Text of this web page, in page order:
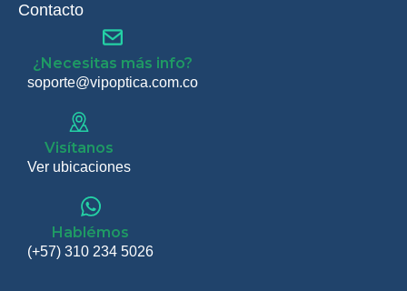
Contacto
¿Necesitas más info?
soporte@vipoptica.com.co
Visítanos
Ver ubicaciones
Hablémos
(+57) 310 234 5026